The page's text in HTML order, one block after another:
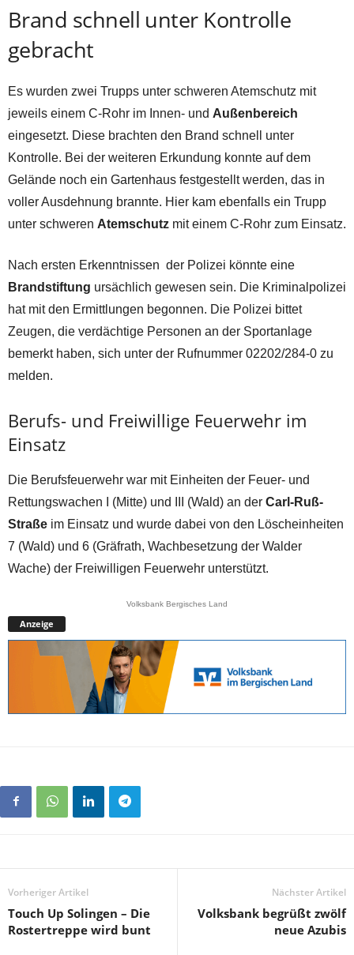
Brand schnell unter Kontrolle
gebracht
Es wurden zwei Trupps unter schweren Atemschutz mit
jeweils einem C-Rohr im Innen- und Außenbereich
eingesetzt. Diese brachten den Brand schnell unter
Kontrolle. Bei der weiteren Erkundung konnte auf dem
Gelände noch ein Gartenhaus festgestellt werden, das in
voller Ausdehnung brannte. Hier kam ebenfalls ein Trupp
unter schweren Atemschutz mit einem C-Rohr zum Einsatz.
Nach ersten Erkenntnissen der Polizei könnte eine
Brandstiftung ursächlich gewesen sein. Die Kriminalpolizei
hat mit den Ermittlungen begonnen. Die Polizei bittet
Zeugen, die verdächtige Personen an der Sportanlage
bemerkt haben, sich unter der Rufnummer 02202/284-0 zu
melden.
Berufs- und Freiwillige Feuerwehr im
Einsatz
Die Berufsfeuerwehr war mit Einheiten der Feuer- und
Rettungswachen I (Mitte) und III (Wald) an der Carl-Ruß-
Straße im Einsatz und wurde dabei von den Löscheinheiten
7 (Wald) und 6 (Gräfrath, Wachbesetzung der Walder
Wache) der Freiwilligen Feuerwehr unterstützt.
Volksbank Bergisches Land
Anzeige
Vorheriger Artikel
Touch Up Solingen – Die
Rostertreppe wird bunt
Nächster Artikel
Volksbank begrüßt zwölf
neue Azubis